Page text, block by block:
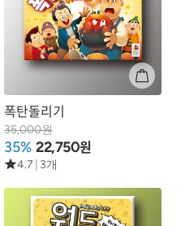
폭탄돌리기
35,000원
35% 22,750원
4.7 3개